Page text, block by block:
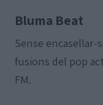
Bluma Beat
Sense encasellar-
fusions del pop
FM.